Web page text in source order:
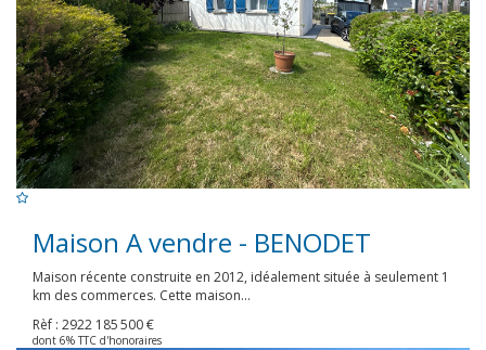
Maison A vendre - BENODET
Maison récente construite en 2012, idéalement située à seulement 1
km des commerces. Cette maison...
Rèf : 2922 185 500 €
dont 6% TTC d'honoraires